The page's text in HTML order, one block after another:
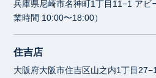
兵庫県尼崎市名神町1丁目11−1 アビ
業時間 10:00〜18:00）
住吉店
大阪府大阪市住吉区山之内1丁目